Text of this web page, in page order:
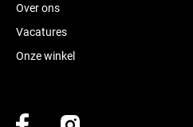
Over ons
Vacatures
Onze winkel